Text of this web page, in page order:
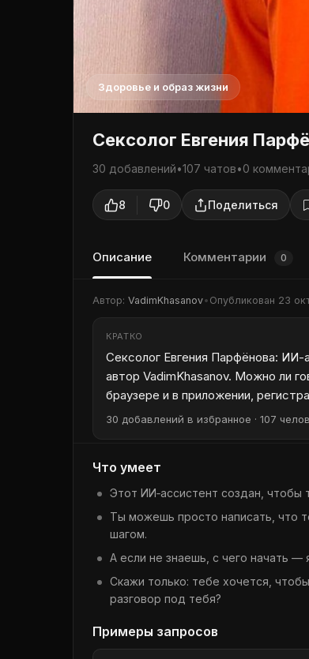
Здоровье и образ жизни
Сексолог Евгения
30 добавлений•107 чатов•0
8 0 Поделиться
Описание Комментарии 0
Автор: VadimKhasanov• Опубликован 23
КРАТКО
Сексолог Евгения Парфёнова: ИИ-
автор VadimKhasanov. Можно ли
браузере и в приложении,
30 добавлений в избранное · 107
Что умеет
Этот ИИ‑ассистент создан, чтобы
Ты можешь просто написать, что
шагом.
А если не знаешь, с чего начать —
Скажи только: тебе хочется,
разговор под тебя?
Примеры запросов